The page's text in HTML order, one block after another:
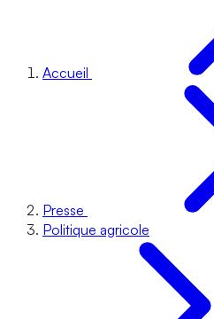
Accueil
Presse
Politique agricole